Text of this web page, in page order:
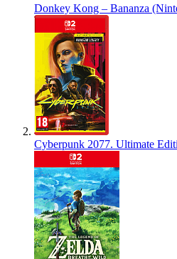
Donkey Kong – Bananza
Cyberpunk 2077. Ultimate